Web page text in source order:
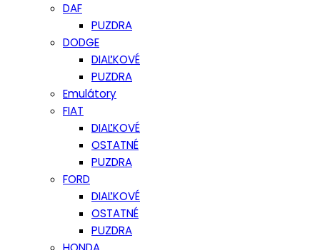
DAF
PUZDRA
DODGE
DIAĽKOVÉ
PUZDRA
Emulátory
FIAT
DIAĽKOVÉ
OSTATNÉ
PUZDRA
FORD
DIAĽKOVÉ
OSTATNÉ
PUZDRA